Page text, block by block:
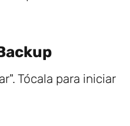
Tócala para iniciar